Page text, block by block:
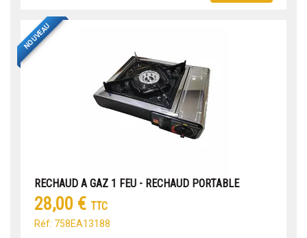
NOUVEAU
RECHAUD A GAZ 1 FEU - RECHAUD PORTABLE
28,00 € TTC
Réf: 758EA13188